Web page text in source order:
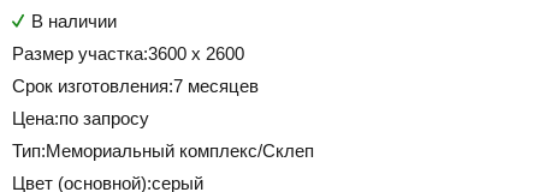
В наличии
Размер участка:3600 х 2600
Срок изготовления:7 месяцев
Цена:по запросу
Тип:Мемориальный комплекс/Склеп
Цвет (основной):серый